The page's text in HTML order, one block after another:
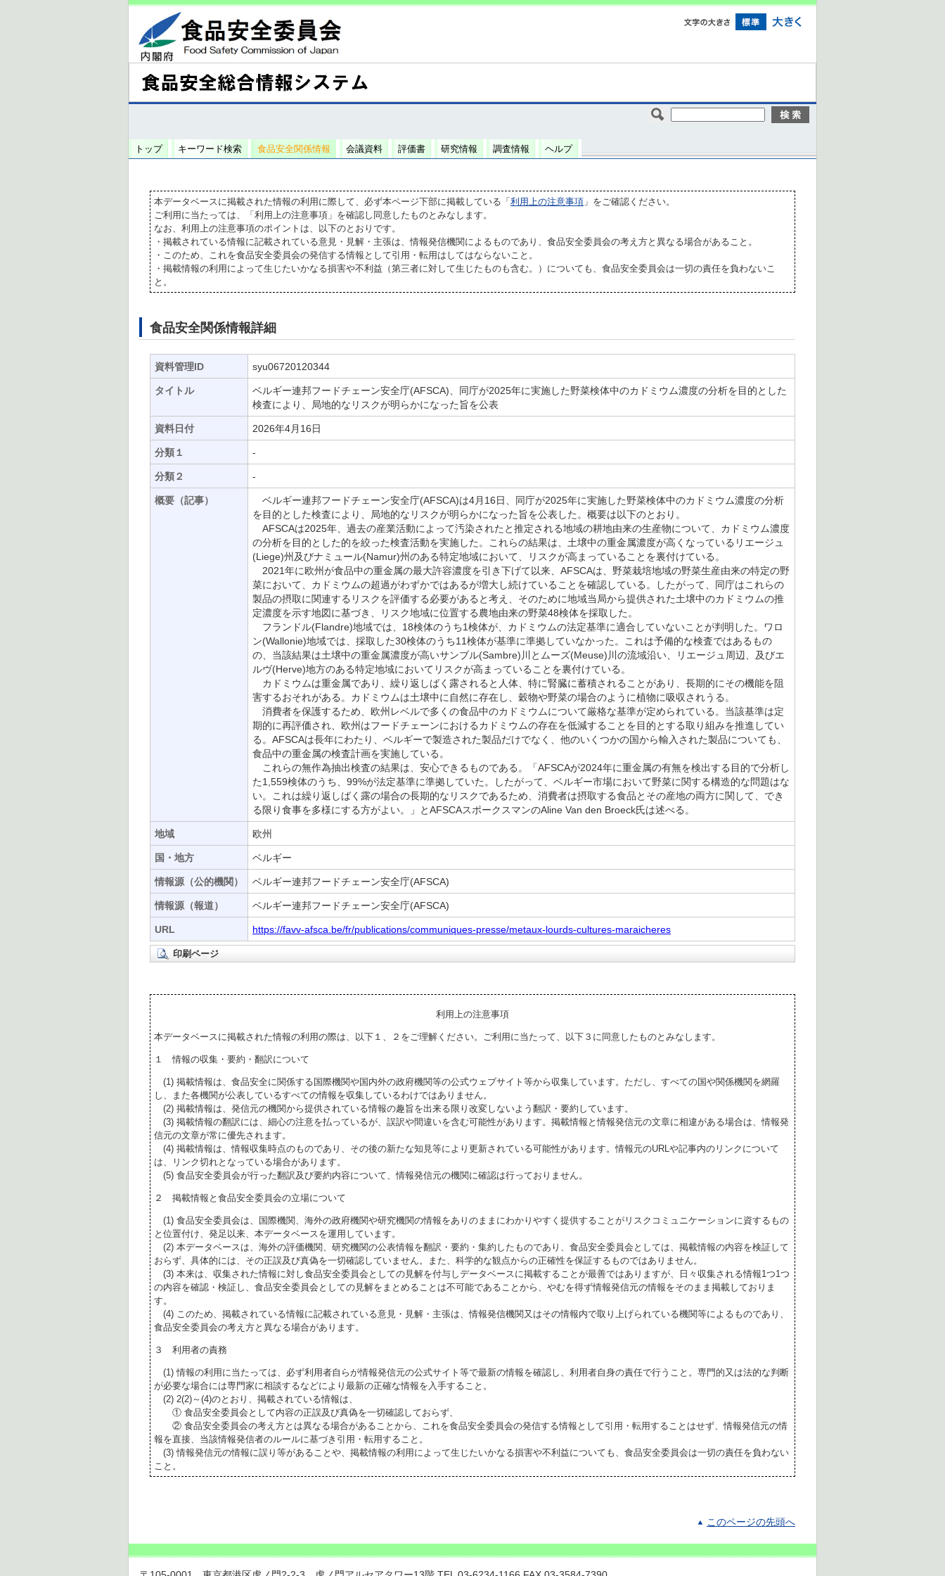
トップ キーワード検索 食品安全関係情報 会議資料 評価書 研究情報 調査情報 ヘルプ
本データベースに掲載された情報の利用に際して、必ず本ページ下部に掲載している「 利用上の注意事項 」をご確認ください。
ご利用に当たっては、「利用上の注意事項」を確認し同意したものとみなします。
なお、利用上の注意事項のポイントは、以下のとおりです。
・掲載されている情報に記載されている意見・見解・主張は、情報発信機関によるものであり、食品安全委員会の考え方と異なる場合があること。
・このため、これを食品安全委員会の発信する情報として引用・転用はしてはならないこと。
・掲載情報の利用によって生じたいかなる損害や不利益（第三者に対して生じたものも含む。）についても、食品安全委員会は一切の責任を負わないこ
と。
食品安全関係情報詳細
資料管理ID syu06720120344
タイトル
ベルギー連邦フードチェーン安全庁(AFSCA)、同庁が2025年に実施した野菜検体中のカドミウム濃度の分析を目的とした
検査により、局地的なリスクが明らかになった旨を公表
資料日付 2026年4月16日
分類１ -
分類２ -
概要（記事）
ベルギー連邦フードチェーン安全庁(AFSCA)は4月16日、同庁が2025年に実施した野菜検体中のカドミウム濃度の分析
を目的とした検査により、局地的なリスクが明らかになった旨を公表した。概要は以下のとおり。
AFSCAは2025年、過去の産業活動によって汚染されたと推定される地域の耕地由来の生産物について、カドミウム濃度
の分析を目的とした的を絞った検査活動を実施した。これらの結果は、土壌中の重金属濃度が高くなっているリエージュ
(Liege)州及びナミュール(Namur)州のある特定地域において、リスクが高まっていることを裏付けている。
2021年に欧州が食品中の重金属の最大許容濃度を引き下げて以来、AFSCAは、野菜栽培地域の野菜生産由来の特定の野
菜において、カドミウムの超過がわずかではあるが増大し続けていることを確認している。したがって、同庁はこれらの
製品の摂取に関連するリスクを評価する必要があると考え、そのために地域当局から提供された土壌中のカドミウムの推
定濃度を示す地図に基づき、リスク地域に位置する農地由来の野菜48検体を採取した。
フランドル(Flandre)地域では、18検体のうち1検体が、カドミウムの法定基準に適合していないことが判明した。ワロ
ン(Wallonie)地域では、採取した30検体のうち11検体が基準に準拠していなかった。これは予備的な検査ではあるもの
の、当該結果は土壌中の重金属濃度が高いサンブル(Sambre)川とムーズ(Meuse)川の流域沿い、リエージュ周辺、及びエ
ルヴ(Herve)地方のある特定地域においてリスクが高まっていることを裏付けている。
カドミウムは重金属であり、繰り返しばく露されると人体、特に腎臓に蓄積されることがあり、長期的にその機能を阻
害するおそれがある。カドミウムは土壌中に自然に存在し、穀物や野菜の場合のように植物に吸収されうる。
消費者を保護するため、欧州レベルで多くの食品中のカドミウムについて厳格な基準が定められている。当該基準は定
期的に再評価され、欧州はフードチェーンにおけるカドミウムの存在を低減することを目的とする取り組みを推進してい
る。AFSCAは長年にわたり、ベルギーで製造された製品だけでなく、他のいくつかの国から輸入された製品についても、
食品中の重金属の検査計画を実施している。
これらの無作為抽出検査の結果は、安心できるものである。「AFSCAが2024年に重金属の有無を検出する目的で分析し
た1,559検体のうち、99%が法定基準に準拠していた。したがって、ベルギー市場において野菜に関する構造的な問題はな
い。これは繰り返しばく露の場合の長期的なリスクであるため、消費者は摂取する食品とその産地の両方に関して、でき
る限り食事を多様にする方がよい。」とAFSCAスポークスマンのAline Van den Broeck氏は述べる。
地域 欧州
国・地方 ベルギー
情報源（公的機関） ベルギー連邦フードチェーン安全庁(AFSCA)
情報源（報道） ベルギー連邦フードチェーン安全庁(AFSCA)
URL https://favv-afsca.be/fr/publications/communiques-presse/metaux-lourds-cultures-maraicheres
印刷ページ
利用上の注意事項
本データベースに掲載された情報の利用の際は、以下１、２をご理解ください。ご利用に当たって、以下３に同意したものとみなします。
１ 情報の収集・要約・翻訳について
(1) 掲載情報は、食品安全に関係する国際機関や国内外の政府機関等の公式ウェブサイト等から収集しています。ただし、すべての国や関係機関を網羅
し、また各機関が公表しているすべての情報を収集しているわけではありません。
(2) 掲載情報は、発信元の機関から提供されている情報の趣旨を出来る限り改変しないよう翻訳・要約しています。
(3) 掲載情報の翻訳には、細心の注意を払っているが、誤訳や間違いを含む可能性があります。掲載情報と情報発信元の文章に相違がある場合は、情報発
信元の文章が常に優先されます。
(4) 掲載情報は、情報収集時点のものであり、その後の新たな知見等により更新されている可能性があります。情報元のURLや記事内のリンクについて
は、リンク切れとなっている場合があります。
(5) 食品安全委員会が行った翻訳及び要約内容について、情報発信元の機関に確認は行っておりません。
２ 掲載情報と食品安全委員会の立場について
(1) 食品安全委員会は、国際機関、海外の政府機関や研究機関の情報をありのままにわかりやすく提供することがリスクコミュニケーションに資するもの
と位置付け、発足以来、本データベースを運用しています。
(2) 本データベースは、海外の評価機関、研究機関の公表情報を翻訳・要約・集約したものであり、食品安全委員会としては、掲載情報の内容を検証して
おらず、具体的には、その正誤及び真偽を一切確認していません。また、科学的な観点からの正確性を保証するものではありません。
(3) 本来は、収集された情報に対し食品安全委員会としての見解を付与しデータベースに掲載することが最善ではありますが、日々収集される情報1つ1つ
の内容を確認・検証し、食品安全委員会としての見解をまとめることは不可能であることから、やむを得ず情報発信元の情報をそのまま掲載しておりま
す。
(4) このため、掲載されている情報に記載されている意見・見解・主張は、情報発信機関又はその情報内で取り上げられている機関等によるものであり、
食品安全委員会の考え方と異なる場合があります。
３ 利用者の責務
(1) 情報の利用に当たっては、必ず利用者自らが情報発信元の公式サイト等で最新の情報を確認し、利用者自身の責任で行うこと。専門的又は法的な判断
が必要な場合には専門家に相談するなどにより最新の正確な情報を入手すること。
(2) 2(2)～(4)のとおり、掲載されている情報は、
① 食品安全委員会として内容の正誤及び真偽を一切確認しておらず、
② 食品安全委員会の考え方とは異なる場合があることから、これを食品安全委員会の発信する情報として引用・転用することはせず、情報発信元の情
報を直接、当該情報発信者のルールに基づき引用・転用すること。
(3) 情報発信元の情報に誤り等があることや、掲載情報の利用によって生じたいかなる損害や不利益についても、食品安全委員会は一切の責任を負わない
こと。
このページの先頭へ